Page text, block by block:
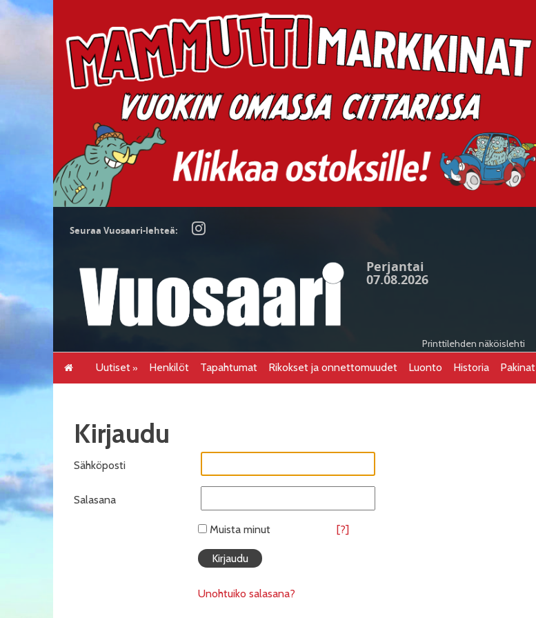
Seuraa Vuosaari-lehteä:
Perjantai
07.08.2026
Printtilehden näköislehti
Uutiset Henkilöt Tapahtumat Rikokset ja onnettomuudet Luonto Historia Pakinat
Kirjaudu
Sähköposti
Salasana
Muista minut [?]
Unohtuiko salasana?